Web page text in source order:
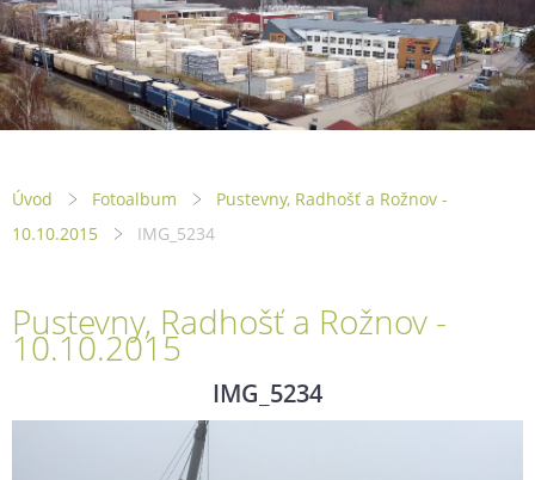
Úvod Fotoalbum
Pustevny, Radhošť a Rožnov -
10.10.2015
IMG_5234
Pustevny, Radhošť a Rožnov -
10.10.2015
IMG_5234